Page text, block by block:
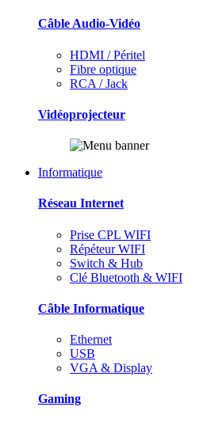
Câble Audio-Vidéo
HDMI / Péritel
Fibre optique
RCA / Jack
Vidéoprojecteur
Informatique
Réseau Internet
Prise CPL WIFI
Répéteur WIFI
Switch & Hub
Clé Bluetooth & WIFI
Câble Informatique
Ethernet
USB
VGA & Display
Gaming